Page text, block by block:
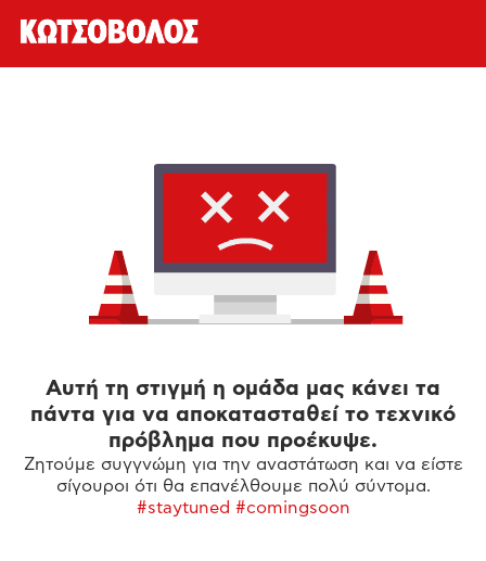
Αυτή τη στιγμή η ομάδα μας κάνει τα
πάντα για να αποκατασταθεί το τεχνικό
πρόβλημα που προέκυψε.
Ζητούμε συγγνώμη για την αναστάτωση και να είστε
σίγουροι ότι θα επανέλθουμε πολύ σύντομα.
#staytuned #comingsoon